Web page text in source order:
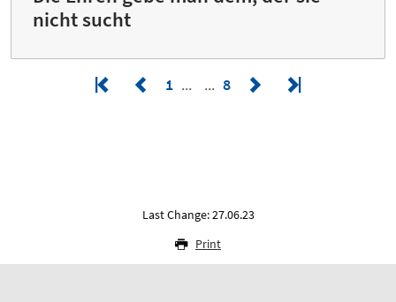
nicht sucht
1 8
Last Change: 27.06.23
Print